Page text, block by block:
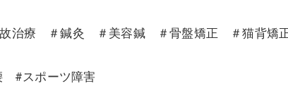
治療 ＃鍼灸 ＃美容鍼 ＃骨盤矯正 ＃猫背矯
スポーツ障害